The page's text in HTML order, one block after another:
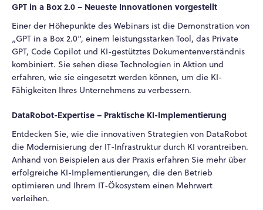
GPT in a Box 2.0 – Neueste Innovationen vorgestellt
Einer der Höhepunkte des Webinars ist die Demonstration von
„GPT in a Box 2.0“, einem leistungsstarken Tool, das Private
GPT, Code Copilot und KI-gestütztes Dokumentenverständnis
kombiniert. Sie sehen diese Technologien in Aktion und
erfahren, wie sie eingesetzt werden können, um die KI-
Fähigkeiten Ihres Unternehmens zu verbessern.
DataRobot-Expertise – Praktische KI-Implementierung
Entdecken Sie, wie die innovativen Strategien von DataRobot
die Modernisierung der IT-Infrastruktur durch KI vorantreiben.
Anhand von Beispielen aus der Praxis erfahren Sie mehr über
erfolgreiche KI-Implementierungen, die den Betrieb
optimieren und Ihrem IT-Ökosystem einen Mehrwert
verleihen.